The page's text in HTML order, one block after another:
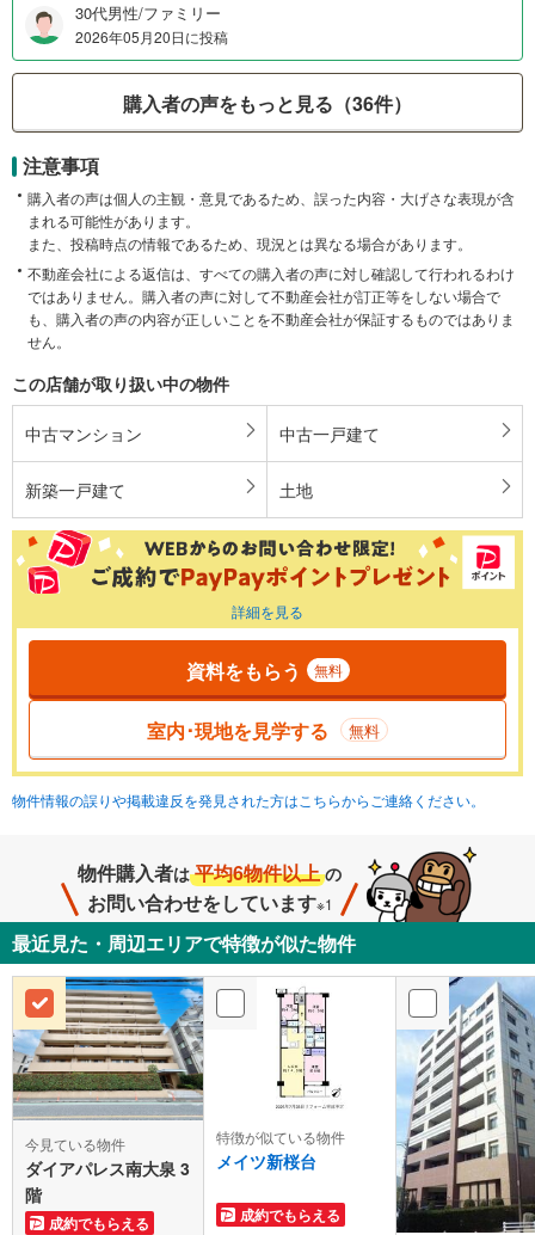
30代男性/ファミリー
2026年05月20日に投稿
購入者の声をもっと見る（36件）
注意事項
購入者の声は個人の主観・意見であるため、誤った内容・大げさな表現が含
まれる可能性があります。
また、投稿時点の情報であるため、現況とは異なる場合があります。
不動産会社による返信は、すべての購入者の声に対し確認して行われるわけ
ではありません。購入者の声に対して不動産会社が訂正等をしない場合で
も、購入者の声の内容が正しいことを不動産会社が保証するものではありま
せん。
この店舗が取り扱い中の物件
中古マンション 中古一戸建て
新築一戸建て 土地
詳細を見る
資料をもらう 無料
室内･現地を見学する 無料
物件情報の誤りや掲載違反を発見された方はこちらからご連絡ください。
物件購入者は 平均6物件以上 の
お問い合わせをしています※1
最近見た・周辺エリアで特徴が似た物件
今見ている物件
ダイアパレス南大泉 3
階
成約でもらえる
特徴が似ている物件
メイツ新桜台
成約でもらえる